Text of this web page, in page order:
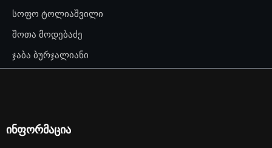
სოფო ტოლიაშვილი
შოთა მოდებაძე
ჯაბა ბურჯალიანი
ინფორმაცია